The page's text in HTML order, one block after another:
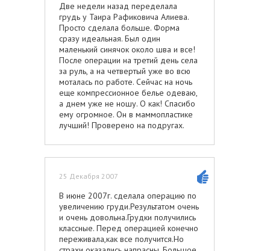
Две недели назад переделала
грудь у Таира Рафиковича Алиева.
Просто сделала больше. Форма
сразу идеальная. Был один
маленький синячок около шва и все!
После операции на третий день села
за руль, а на четвертый уже во всю
моталась по работе. Сейчас на ночь
еще компрессионное белье одеваю,
а днем уже не ношу. О как! Спасибо
ему огромное. Он в маммопластике
лучший! Проверено на подругах.
25 Декабря 2007
В июне 2007г. сделала операцию по
увеличению груди.Результатом очень
и очень довольна.Грудки получились
классные. Перед операцией конечно
переживала,как все получится.Но